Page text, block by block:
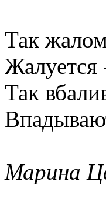
Так
Жалуется
Так
Марина